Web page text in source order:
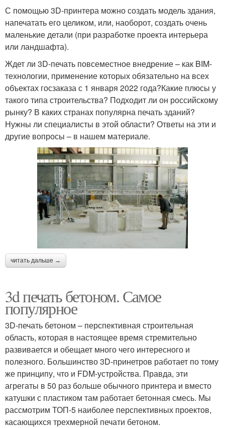
С помощью 3D-принтера можно создать модель здания,
напечатать его целиком, или, наоборот, создать очень
маленькие детали (при разработке проекта интерьера
или ландшафта).
Ждет ли 3D-печать повсеместное внедрение – как BIM-
технологии, применение которых обязательно на всех
объектах госзаказа с 1 января 2022 года?Какие плюсы у
такого типа строительства? Подходит ли он российскому
рынку? В каких странах популярна печать зданий?
Нужны ли специалисты в этой области? Ответы на эти и
другие вопросы – в нашем материале.
читать дальше →
3d печать бетоном. Самое
популярное
3D-печать бетоном – перспективная строительная
область, которая в настоящее время стремительно
развивается и обещает много чего интересного и
полезного. Большинство 3D-принетров работает по тому
же принципу, что и FDM-устройства. Правда, эти
агрегаты в 50 раз больше обычного принтера и вместо
катушки с пластиком там работает бетонная смесь. Мы
рассмотрим ТОП-5 наиболее перспективных проектов,
касающихся трехмерной печати бетоном.